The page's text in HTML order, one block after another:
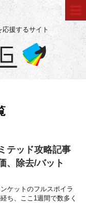
援するサイト
テッド攻略記事
、除去/バット
ケットのフルスポイラ
ち、ここ1週間で数多く